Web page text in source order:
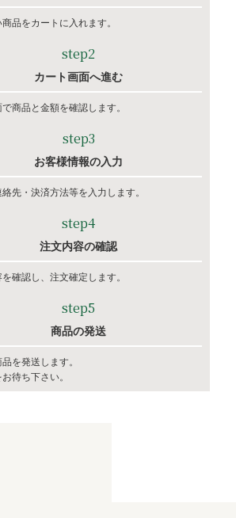
品をカートに入れます。
step2
カート画面へ進む
商品と金額を確認します。
step3
お客様情報の入力
先・決済方法等を入力します。
step4
注文内容の確認
確認し、注文確定します。
step5
商品の発送
を発送します。
待ち下さい。